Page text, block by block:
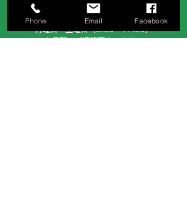
［ 営業時間 ］
月曜日～土曜日（8:00～17:00）
Phone Email Facebook